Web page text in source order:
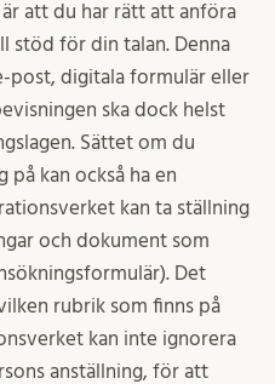
att du har rätt att anföra
stöd för din talan. Denna
post, digitala formulär eller
ska dock helst
Sättet om du
kan också ha en
kan ta ställning
och dokument som
Det
rubrik som finns på
kan inte ignorera
anställning, för att